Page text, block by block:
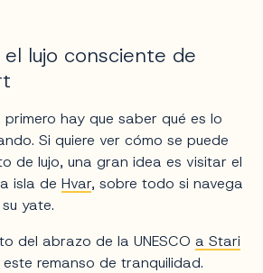
el lujo consciente de
hay que saber qué es lo
Si quiere ver cómo se puede
de lujo, una gran idea es visitar el
isla de Hvar, sobre todo si navega
yate.
del abrazo de la UNESCO a Stari
remanso de tranquilidad.